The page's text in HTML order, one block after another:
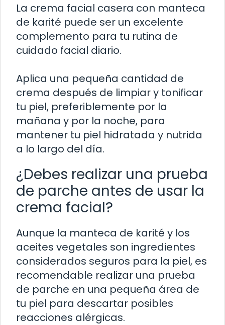
La crema facial casera con manteca
de karité puede ser un excelente
complemento para tu rutina de
cuidado facial diario.
Aplica una pequeña cantidad de
crema después de limpiar y tonificar
tu piel, preferiblemente por la
mañana y por la noche, para
mantener tu piel hidratada y nutrida
a lo largo del día.
¿Debes realizar una prueba
de parche antes de usar la
crema facial?
Aunque la manteca de karité y los
aceites vegetales son ingredientes
considerados seguros para la piel, es
recomendable realizar una prueba
de parche en una pequeña área de
tu piel para descartar posibles
reacciones alérgicas.